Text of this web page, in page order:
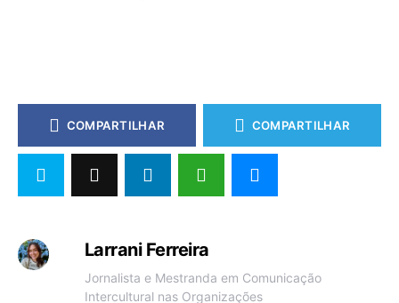
COMPARTILHAR COMPARTILHAR
Larrani Ferreira
Jornalista e Mestranda em Comunicação
Intercultural nas Organizações